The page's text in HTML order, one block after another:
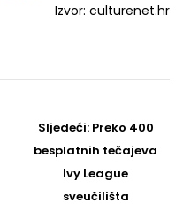
Izvor: culturenet.hr
Sljedeći: Sljedeći
Post
Preko 400
besplatnih tečajeva
Ivy League
sveučilišta